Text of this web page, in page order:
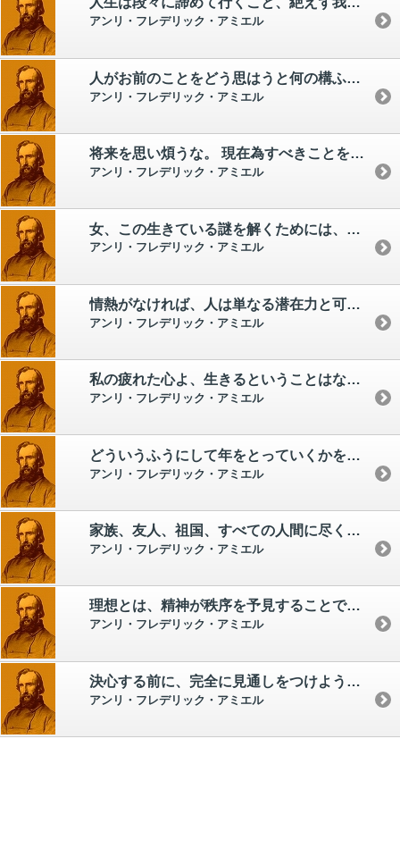
アンリ・フレデリック・アミエル
人がお前のことをどう思はうと何の構ふことがあらう。 しつかりした良心を持って、あとは神に委せろ。
アンリ・フレデリック・アミエル
将来を思い煩うな。 現在為すべきことを為せ。 その他は神の考えることだ。
アンリ・フレデリック・アミエル
女、この生きている謎を解くためには、それを愛さなければならない。
アンリ・フレデリック・アミエル
情熱がなければ、人は単なる潜在力と可能性にすぎない。
アンリ・フレデリック・アミエル
私の疲れた心よ、生きるということはなんと困難なことだろうか。
アンリ・フレデリック・アミエル
どういうふうにして年をとっていくかを知ることは、人生の知恵にとって主要な仕事であり、偉大な生き方におけるもっともむずかしい一章である。
アンリ・フレデリック・アミエル
家族、友人、祖国、すべての人間に尽くせ。 むら気、女々しい弱さと戦え、勇気を持て。 強くなれ、つまり男になれ。
アンリ・フレデリック・アミエル
理想とは、精神が秩序を予見することである。 精神は精神であるから、つまり永遠をかいま見ることができるから理想をもちうる。
アンリ・フレデリック・アミエル
決心する前に、完全に見通しをつけようとする者は、決心することはできない。
アンリ・フレデリック・アミエル